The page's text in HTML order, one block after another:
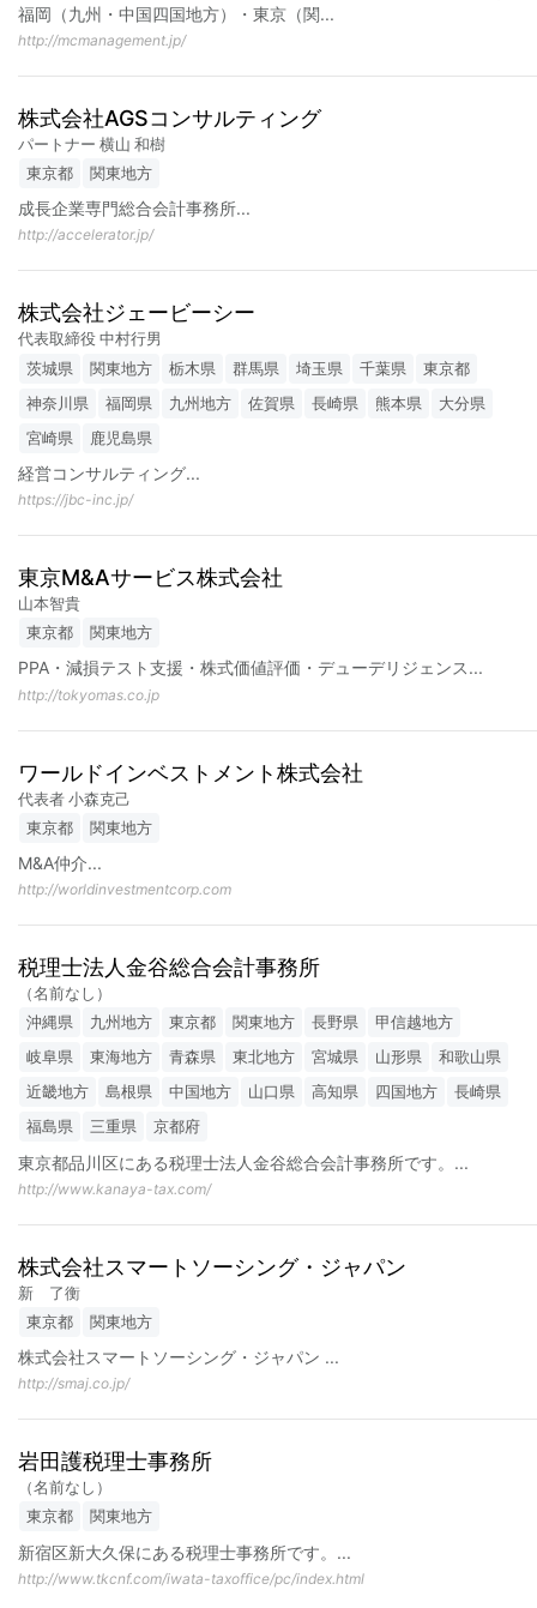
福岡（九州・中国四国地方）・東京（関...
http://mcmanagement.jp/
株式会社AGSコンサルティング
パートナー 横山 和樹
東京都
関東地方
成長企業専門総合会計事務所...
http://accelerator.jp/
株式会社ジェービーシー
代表取締役 中村行男
茨城県
関東地方 栃木県 群馬県 埼玉県 千葉県
東京都
神奈川県
福岡県 九州地方 佐賀県 長崎県 熊本県
大分県
宮崎県
鹿児島県
経営コンサルティング...
https://jbc-inc.jp/
東京M&Aサービス株式会社
山本智貴
東京都
関東地方
PPA・減損テスト支援・株式価値評価・デューデリジェンス...
http://tokyomas.co.jp
ワールドインベストメント株式会社
代表者 小森克己
東京都
関東地方
M&A仲介...
http://worldinvestmentcorp.com
税理士法人金谷総合会計事務所
（名前なし）
沖縄県
九州地方 東京都 関東地方 長野県
甲信越地方
岐阜県
東海地方 青森県 東北地方 宮城県 山形県
和歌山県
近畿地方
島根県 中国地方 山口県 高知県 四国地方
長崎県
福島県
三重県 京都府
東京都品川区にある税理士法人金谷総合会計事務所です。 ...
http://www.kanaya-tax.com/
株式会社スマートソーシング・ジャパン
新 了衡
東京都
関東地方
株式会社スマートソーシング・ジャパン ...
http://smaj.co.jp/
岩田護税理士事務所
（名前なし）
東京都
関東地方
新宿区新大久保にある税理士事務所です。 ...
http://www.tkcnf.com/iwata-taxoffice/pc/index.html